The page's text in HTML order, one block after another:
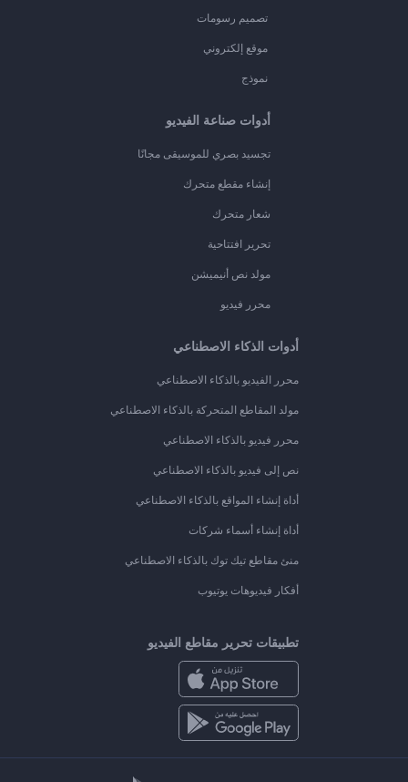
تصميم رسومات
موقع إلكتروني
نموذج
أدوات صناعة الفيديو
تجسيد بصري للموسيقى مجانًا
إنشاء مقطع متحرك
شعار متحرك
تحرير افتتاحية
مولد نص أنيميشن
محرر فيديو
أدوات الذكاء الاصطناعي
محرر الفيديو بالذكاء الاصطناعي
مولد المقاطع المتحركة بالذكاء الاصطناعي
محرر فيديو بالذكاء الاصطناعي
نص إلى فيديو بالذكاء الاصطناعي
أداة إنشاء المواقع بالذكاء الاصطناعي
أداة إنشاء أسماء شركات
منئ مقاطع تيك توك بالذكاء الاصطناعي
أفكار فيديوهات يوتيوب
تطبيقات تحرير مقاطع الفيديو